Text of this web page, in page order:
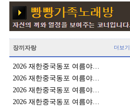
장끼자랑
2026 재한중국동포 여름야…
2026 재한중국동포 여름야…
2026 재한중국동포 여름야…
2026 재한중국동포 여름야…
더보기